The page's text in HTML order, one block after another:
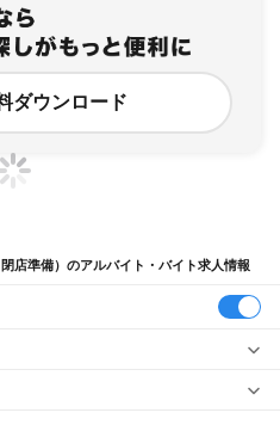
ダウンロード
店準備）のアルバイト・バイト求人情報